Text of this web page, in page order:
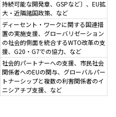
持続可能な開発章、GSPなど〕、EU拡
大・近隣諸国政策、など
ディーセント・ワークに関する国連措
置の実施支援、グローバリゼーション
の社会的側面を統合するWTO改革の支
援、G20・G7での協力、など
社会的パートナーへの支援、市民社会
関係者へのEUの関与、グローバルパー
トナーシップと複数の利害関係者のイ
ニシアチブ支援、など